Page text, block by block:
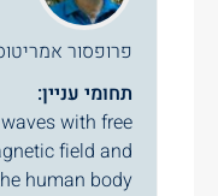
פרופסור
תחומי עניין:
with free
field and
human body.